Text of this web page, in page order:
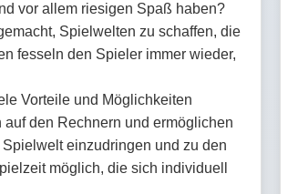
vor allem riesigen Spaß haben?
Spielwelten zu schaffen, die
fesseln den Spieler immer wieder,
Vorteile und Möglichkeiten
den Rechnern und ermöglichen
einzudringen und zu den
möglich, die sich individuell